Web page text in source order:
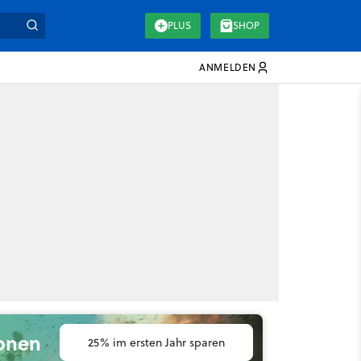
PLUS SHOP
ANMELDEN
25% im ersten Jahr sparen